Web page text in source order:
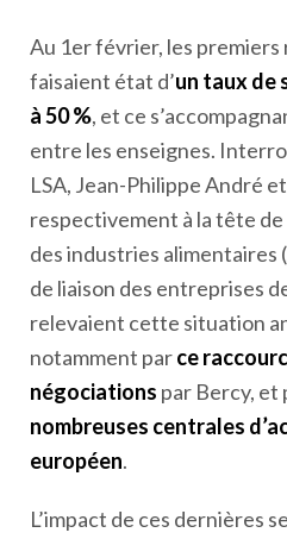
Au 1erfévrier, les
faisaient état d’un taux de
à 50 %, et ce
entre les enseignes.
LSA, Jean-Philippe André
respectivement à la tête de
des industries alimentaires
de liaison des entreprises
relevaient cette situation
notamment parce
négociations par Bercy, et
nombreuses centrales
européen.
L’impact de ces dernières